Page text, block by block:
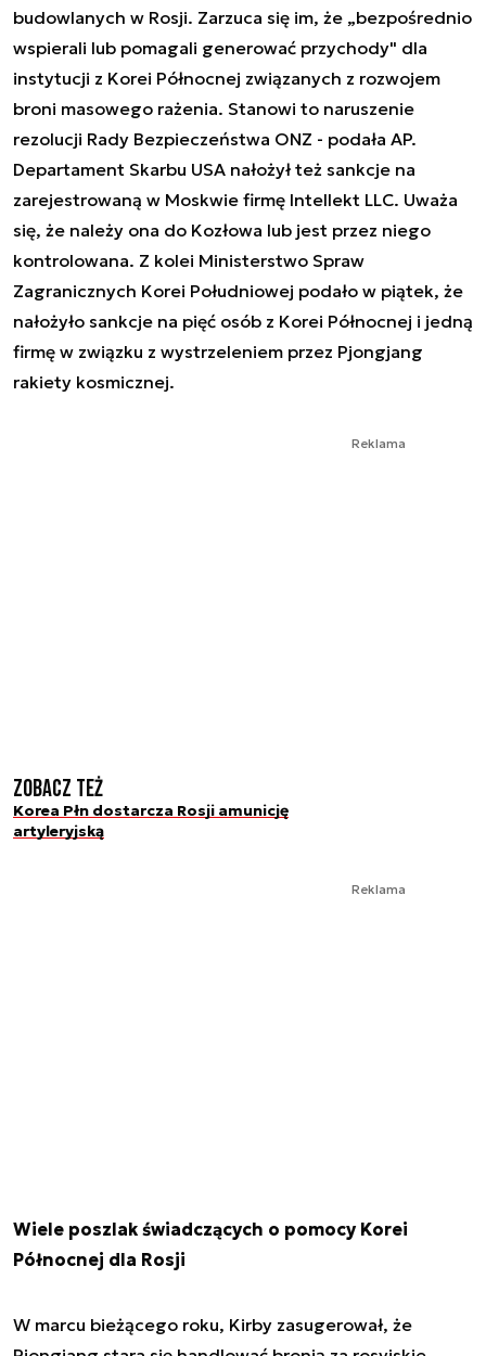
budowlanych w Rosji. Zarzuca się im, że „bezpośrednio
wspierali lub pomagali generować przychody" dla
instytucji z Korei Północnej związanych z rozwojem
broni masowego rażenia. Stanowi to naruszenie
rezolucji Rady Bezpieczeństwa ONZ - podała AP.
Departament Skarbu USA nałożył też sankcje na
zarejestrowaną w Moskwie firmę Intellekt LLC. Uważa
się, że należy ona do Kozłowa lub jest przez niego
kontrolowana. Z kolei Ministerstwo Spraw
Zagranicznych Korei Południowej podało w piątek, że
nałożyło sankcje na pięć osób z Korei Północnej i jedną
firmę w związku z wystrzeleniem przez Pjongjang
rakiety kosmicznej.
Reklama
Zobacz też
Korea Płn dostarcza Rosji amunicję
artyleryjską
Reklama
Wiele poszlak świadczących o pomocy Korei
Północnej dla Rosji
W marcu bieżącego roku, Kirby zasugerował, że